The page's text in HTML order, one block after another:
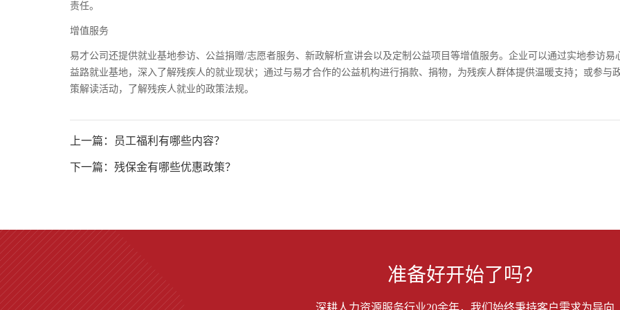
责任。
增值服务
易才公司还提供就业基地参访、公益捐赠/志愿者服务、新政解析宣讲会以及定制公益项目等增值服务。企业可以通过实地参访易
益路就业基地，深入了解残疾人的就业现状；通过与易才合作的公益机构进行捐款、捐物，为残疾人群体提供温暖支持；或参与
策解读活动，了解残疾人就业的政策法规。
上一篇：员工福利有哪些内容？
下一篇：残保金有哪些优惠政策？
准备好开始了吗？